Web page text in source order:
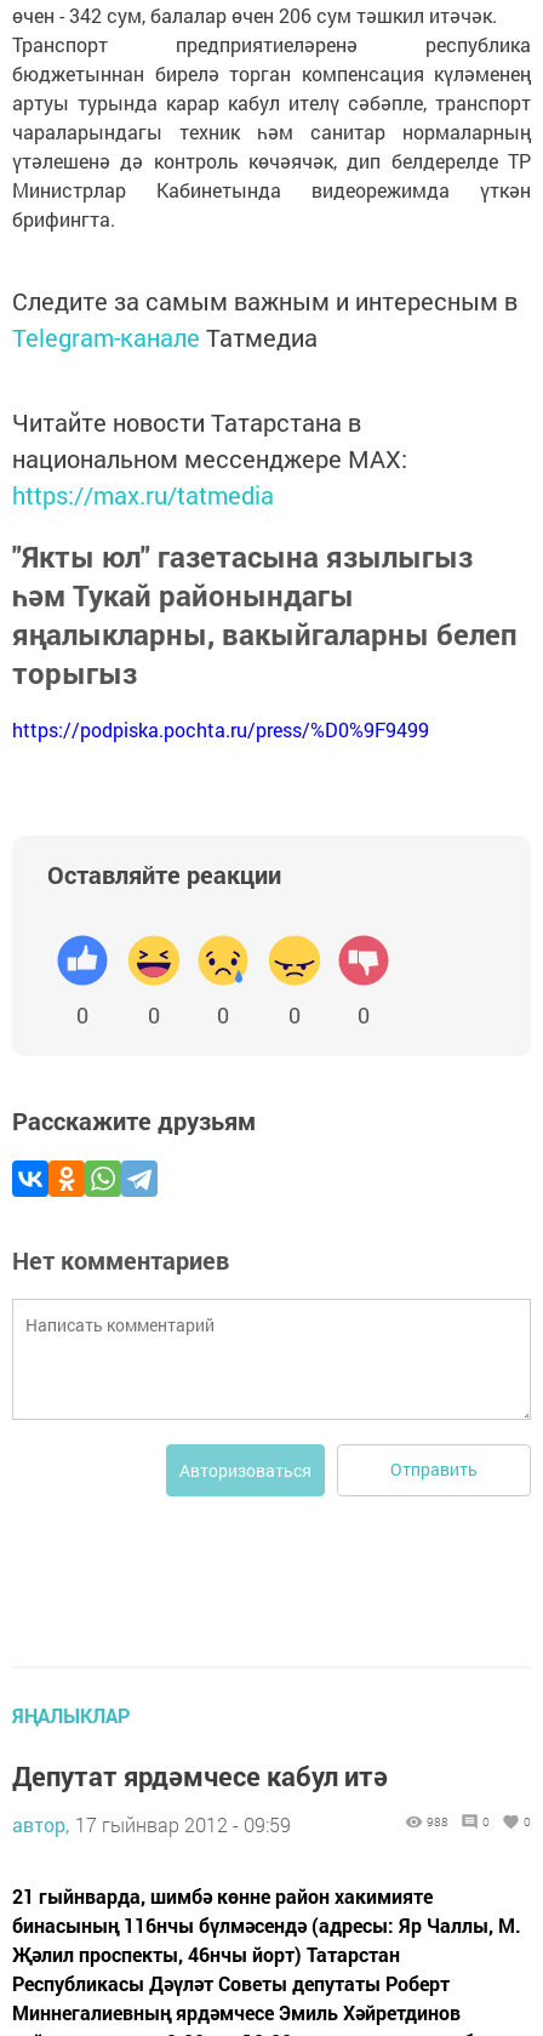
өчен - 342 сум, балалар өчен 206 сум тәшкил итәчәк.
Транспорт предприятиеләренә республика
бюджетыннан бирелә торган компенсация күләменең
артуы турында карар кабул ителү сәбәпле, транспорт
чараларындагы техник һәм санитар нормаларның
үтәлешенә дә контроль көчәячәк, дип белдерелде ТР
Министрлар Кабинетында видеорежимда үткән
брифингта.
Следите за самым важным и интересным в
Telegram-канале Татмедиа
Читайте новости Татарстана в
национальном мессенджере MАХ:
https://max.ru/tatmedia
"Якты юл" газетасына язылыгыз
һәм Тукай районындагы
яңалыкларны, вакыйгаларны белеп
торыгыз
https://podpiska.pochta.ru/press/%D0%9F9499
Оставляйте реакции
0 0 0 0 0
Расскажите друзьям
Нет комментариев
Авторизоваться Отправить
ЯҢАЛЫКЛАР
Депутат ярдәмчесе кабул итә
автор, 17 гыйнвар 2012 - 09:59 988 0 0
21 гыйнварда, шимбә көнне район хакимияте
бинасының 116нчы бүлмәсендә (адресы: Яр Чаллы, М.
Җәлил проспекты, 46нчы йорт) Татарстан
Республикасы Дәүләт Советы депутаты Роберт
Миннегалиевның ярдәмчесе Эмиль Хәйретдинов